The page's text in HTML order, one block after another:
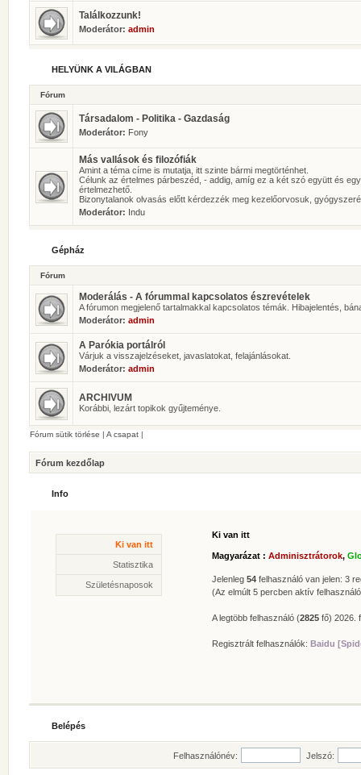
Találkozzunk!
Moderátor: admin
HELYÜNK A VILÁGBAN
Fórum
Társadalom - Politika - Gazdaság
Moderátor: Fony
Más vallások és filozófiák
Amint a téma címe is mutatja, itt szinte bármi megtörténhet.
Célunk az értelmes párbeszéd, - addig, amíg ez a két szó együtt és
értelmezhető.
Bizonytalanok olvasás előtt kérdezzék meg kezelőorvosuk,
Moderátor: Indu
Gépház
Fórum
Moderálás - A fórummal kapcsolatos észrevételek
A fórumon megjelenő tartalmakkal kapcsolatos témák. Hibajelentés,
Moderátor: admin
A Parókia portálról
Várjuk a visszajelzéseket, javaslatokat, felajánlásokat.
Moderátor: admin
ARCHIVUM
Korábbi, lezárt topikok gyűjteménye.
Fórum sütik törlése | A csapat |
Fórum kezdőlap
Info
Ki van itt
Ki van itt
Magyarázat : Adminisztrátorok,
Jelenleg 54 felhasználó van jelen: 3
(Az elmúlt 5 percben aktív
A legtöbb felhasználó (2825 fő) 2026.
Regisztrált felhasználók: Baidu
Statisztika
Statisztika
* Hozzászólások száma:
62629
* Témák száma:
* Felhasználók száma: 606
* Legújabb regisztrált tagunk:Zolee
Születésnaposok
Belépés
Felhasználónév: Jelszó: